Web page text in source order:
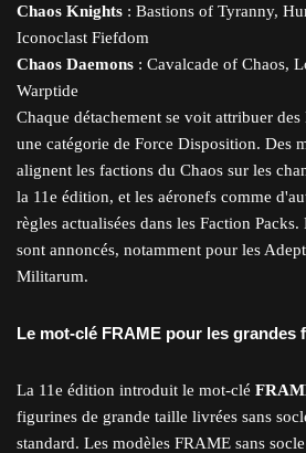
Chaos Knights : Bastions of Tyranny,
Iconoclast Fiefdom
Chaos Daemons : Cavalcade of Chaos,
Warptide
Chaque détachement se voit attribuer
une catégorie de Force Disposition. Des
alignent les factions du Chaos sur les
la 11e édition, et les aéronefs comme
règles actualisées dans les Faction
sont annoncés, notamment pour les
Militarum.
Le mot-clé FRAME pour les grandes
La 11e édition introduit le mot-clé
figurines de grande taille livrées sans
standard. Les modèles FRAME sans